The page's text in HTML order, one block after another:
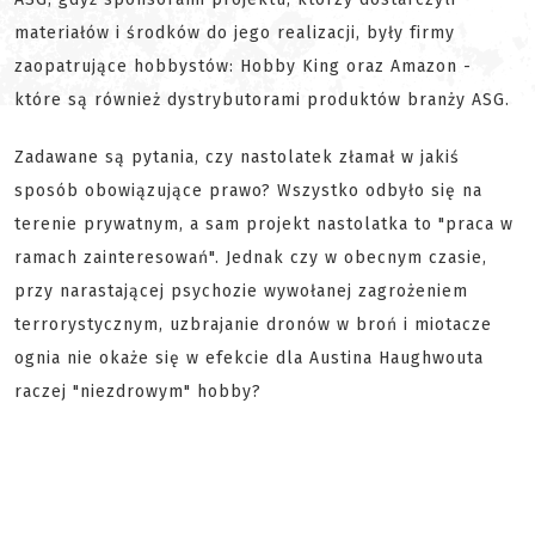
materiałów i środków do jego realizacji, były firmy
zaopatrujące hobbystów: Hobby King oraz Amazon -
które są również dystrybutorami produktów branży ASG.
Zadawane są pytania, czy nastolatek złamał w jakiś
sposób obowiązujące prawo? Wszystko odbyło się na
terenie prywatnym, a sam projekt nastolatka to "praca w
ramach zainteresowań". Jednak czy w obecnym czasie,
przy narastającej psychozie wywołanej zagrożeniem
terrorystycznym, uzbrajanie dronów w broń i miotacze
ognia nie okaże się w efekcie dla Austina Haughwouta
raczej "niezdrowym" hobby?